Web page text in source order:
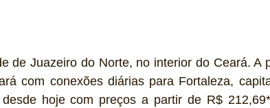
de Juazeiro do Norte, no interior do Ceará. A
com conexões diárias para Fortaleza,
hoje com preços a partir de R$